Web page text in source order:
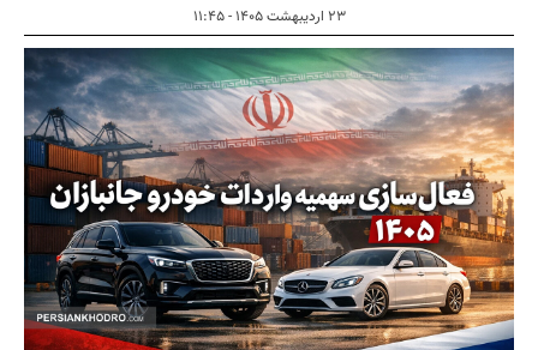
۲۳ اردیبهشت ۱۴۰۵ - ۱۱:۴۵